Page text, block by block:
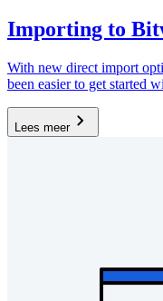
Importing to
With new direct import
been easier to get started
Lees meer